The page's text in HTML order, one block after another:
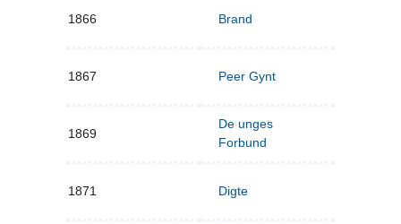
1866 Brand
1867 Peer Gynt
1869
De unges
Forbund
1871 Digte